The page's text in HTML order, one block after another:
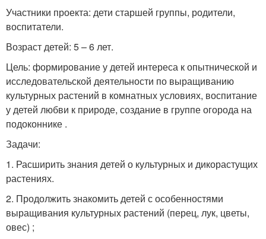
Участники проекта: дети старшей группы, родители,
воспитатели.
Возраст детей: 5 – 6 лет.
Цель: формирование у детей интереса к опытнической и
исследовательской деятельности по выращиванию
культурных растений в комнатных условиях, воспитание
у детей любви к природе, создание в группе огорода на
подоконнике .
Задачи:
1. Расширить знания детей о культурных и дикорастущих
растениях.
2. Продолжить знакомить детей с особенностями
выращивания культурных растений (перец, лук, цветы,
овес) ;